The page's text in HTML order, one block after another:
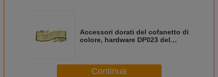
Accessori dorati del cofanetto di
colore, hardware DP023 del
Continua